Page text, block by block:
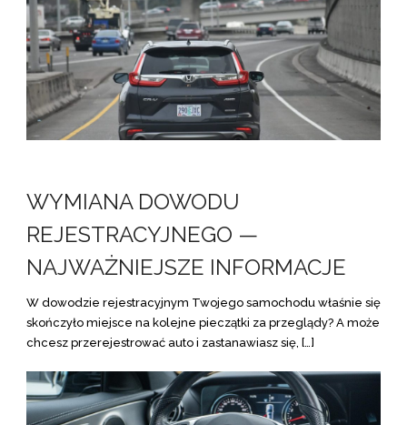
WYMIANA DOWODU
REJESTRACYJNEGO —
NAJWAŻNIEJSZE INFORMACJE
W dowodzie rejestracyjnym Twojego samochodu właśnie się
skończyło miejsce na kolejne pieczątki za przeglądy? A może
chcesz przerejestrować auto i zastanawiasz się, […]